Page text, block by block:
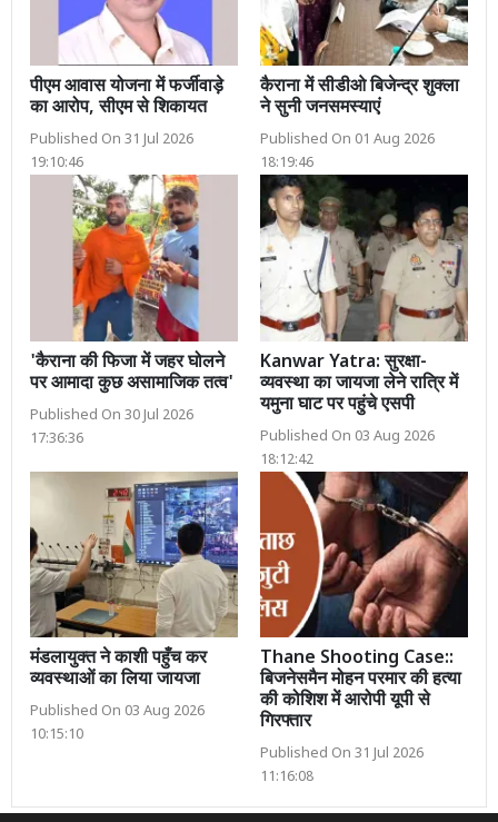
पीएम आवास योजना में फर्जीवाड़े
का आरोप, सीएम से शिकायत
Published On 31 Jul 2026
19:10:46
कैराना में सीडीओ बिजेन्द्र शुक्ला
ने सुनी जनसमस्याएं
Published On 01 Aug 2026
18:19:46
'कैराना की फिजा में जहर घोलने
पर आमादा कुछ असामाजिक तत्व'
Published On 30 Jul 2026
17:36:36
Kanwar Yatra: सुरक्षा-
व्यवस्था का जायजा लेने रात्रि में
यमुना घाट पर पहुंचे एसपी
Published On 03 Aug 2026
18:12:42
मंडलायुक्त ने काशी पहुँच कर
व्यवस्थाओं का लिया जायजा
Published On 03 Aug 2026
10:15:10
Thane Shooting Case::
बिजनेसमैन मोहन परमार की हत्या
की कोशिश में आरोपी यूपी से
गिरफ्तार
Published On 31 Jul 2026
11:16:08